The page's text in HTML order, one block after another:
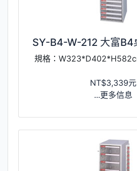
SY-B4-W-212 大富B4
規格：
NT$3,339元
...更多信息